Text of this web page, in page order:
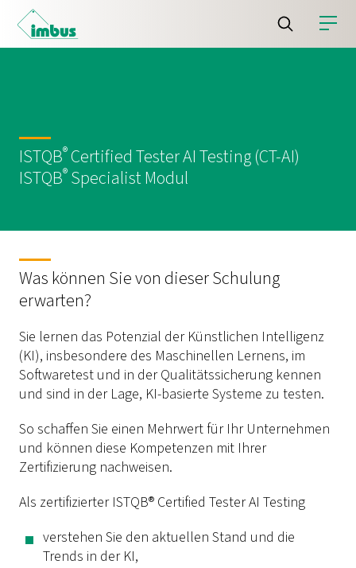
ISTQB® Certified Tester AI Testing (CT-AI)
ISTQB® Specialist Modul
Was können Sie von dieser Schulung
erwarten?
Sie lernen das Potenzial der Künstlichen Intelligenz
(KI), insbesondere des Maschinellen Lernens, im
Softwaretest und in der Qualitätssicherung kennen
und sind in der Lage, KI-basierte Systeme zu testen.
So schaffen Sie einen Mehrwert für Ihr Unternehmen
und können diese Kompetenzen mit Ihrer
Zertifizierung nachweisen.
Als zertifizierter ISTQB® Certified Tester AI Testing
verstehen Sie den aktuellen Stand und die
Trends in der KI,